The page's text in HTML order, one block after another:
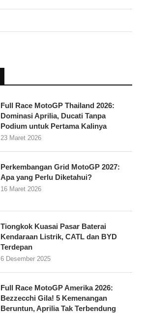
Full Race MotoGP Thailand 2026:
Dominasi Aprilia, Ducati Tanpa
Podium untuk Pertama Kalinya
23 Maret 2026
Perkembangan Grid MotoGP 2027:
Apa yang Perlu Diketahui?
16 Maret 2026
Tiongkok Kuasai Pasar Baterai
Kendaraan Listrik, CATL dan BYD
Terdepan
6 Desember 2025
Full Race MotoGP Amerika 2026:
Bezzecchi Gila! 5 Kemenangan
Beruntun, Aprilia Tak Terbendung